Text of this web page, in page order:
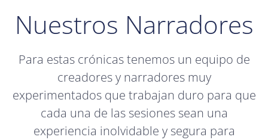
Nuestros Narradores
Para estas crónicas tenemos un equipo de
creadores y narradores muy
experimentados que trabajan duro para que
cada una de las sesiones sean una
experiencia inolvidable y segura para